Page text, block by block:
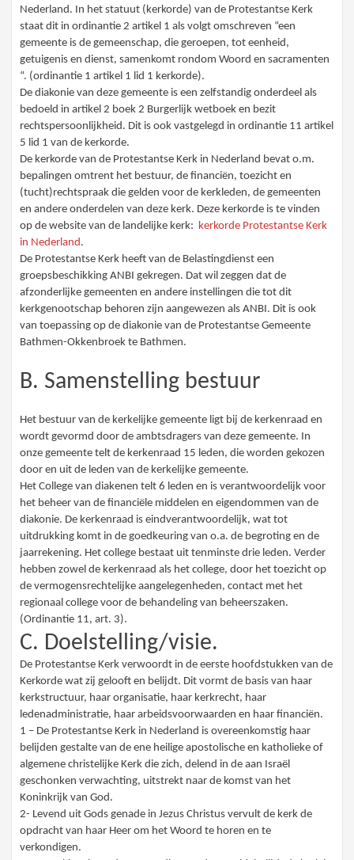
Nederland. In het statuut (kerkorde) van de Protestantse Kerk
staat dit in ordinantie 2 artikel 1 als volgt omschreven “een
gemeente is de gemeenschap, die geroepen, tot eenheid,
getuigenis en dienst, samenkomt rondom Woord en sacramenten
“. (ordinantie 1 artikel 1 lid 1 kerkorde).
De diakonie van deze gemeente is een zelfstandig onderdeel als
bedoeld in artikel 2 boek 2 Burgerlijk wetboek en bezit
rechtspersoonlijkheid. Dit is ook vastgelegd in ordinantie 11 artikel
5 lid 1 van de kerkorde.
De kerkorde van de Protestantse Kerk in Nederland bevat o.m.
bepalingen omtrent het bestuur, de financiën, toezicht en
(tucht)rechtspraak die gelden voor de kerkleden, de gemeenten
en andere onderdelen van deze kerk. Deze kerkorde is te vinden
op de website van de landelijke kerk: kerkorde Protestantse Kerk
in Nederland .
De Protestantse Kerk heeft van de Belastingdienst een
groepsbeschikking ANBI gekregen. Dat wil zeggen dat de
afzonderlijke gemeenten en andere instellingen die tot dit
kerkgenootschap behoren zijn aangewezen als ANBI. Dit is ook
van toepassing op de diakonie van de Protestantse Gemeente
Bathmen-Okkenbroek te Bathmen.
B. Samenstelling bestuur
Het bestuur van de kerkelijke gemeente ligt bij de kerkenraad en
wordt gevormd door de ambtsdragers van deze gemeente. In
onze gemeente telt de kerkenraad 15 leden, die worden gekozen
door en uit de leden van de kerkelijke gemeente.
Het College van diakenen telt 6 leden en is verantwoordelijk voor
het beheer van de financiële middelen en eigendommen van de
diakonie. De kerkenraad is eindverantwoordelijk, wat tot
uitdrukking komt in de goedkeuring van o.a. de begroting en de
jaarrekening. Het college bestaat uit tenminste drie leden. Verder
hebben zowel de kerkenraad als het college, door het toezicht op
de vermogensrechtelijke aangelegenheden, contact met het
regionaal college voor de behandeling van beheerszaken.
(Ordinantie 11, art. 3).
C. Doelstelling/visie.
De Protestantse Kerk verwoordt in de eerste hoofdstukken van de
Kerkorde wat zij gelooft en belijdt. Dit vormt de basis van haar
kerkstructuur, haar organisatie, haar kerkrecht, haar
ledenadministratie, haar arbeidsvoorwaarden en haar financiën.
1 – De Protestantse Kerk in Nederland is overeenkomstig haar
belijden gestalte van de ene heilige apostolische en katholieke of
algemene christelijke Kerk die zich, delend in de aan Israël
geschonken verwachting, uitstrekt naar de komst van het
Koninkrijk van God.
2- Levend uit Gods genade in Jezus Christus vervult de kerk de
opdracht van haar Heer om het Woord te horen en te
verkondigen.